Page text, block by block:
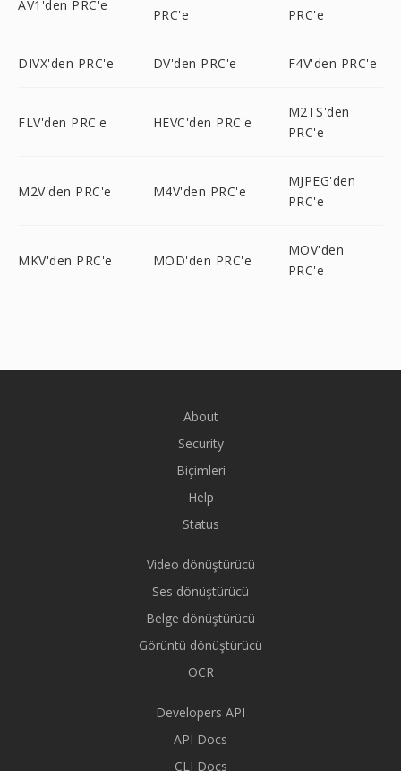
AV1'den PRC'e
PRC'e
PRC'e
DIVX'den PRC'e DV'den PRC'e F4V'den PRC'e
FLV'den PRC'e HEVC'den PRC'e
M2TS'den
PRC'e
M2V'den PRC'e M4V'den PRC'e
MJPEG'den
PRC'e
MKV'den PRC'e MOD'den PRC'e
MOV'den
PRC'e
About
Security
Biçimleri
Help
Status
Video dönüştürücü
Ses dönüştürücü
Belge dönüştürücü
Görüntü dönüştürücü
OCR
Developers API
API Docs
CLI Docs